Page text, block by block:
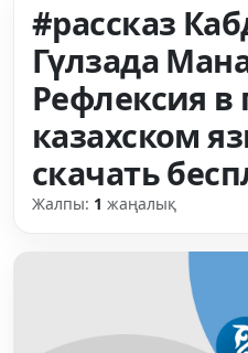
#рассказ
Гүлзада
Рефлексия в
казахском
скачать
Жалпы: 1 жаңалық